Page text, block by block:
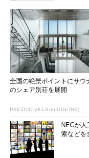
全国の絶景ポイントにサウ
のシェア別荘を展開
PR(COCO VILLA on GOETHE)
NECが
索などを